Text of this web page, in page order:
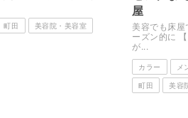
町田 美容院・美容室
屋
美容でも床
ーズン的に
が...
カラー メ
町田 美容